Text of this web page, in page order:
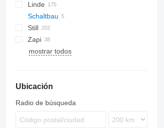
533
535
541
Linde
D-series
H-series
L-series
V-series
A-Class
Schaltbau
Still
FM
R-series
Zapi
mostrar todos
Ubicación
Radio de búsqueda